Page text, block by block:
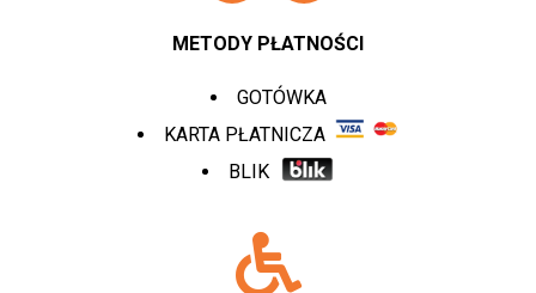
METODY PŁATNOŚCI
GOTÓWKA
KARTA PŁATNICZA
BLIK